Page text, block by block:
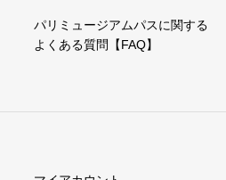
パリミュージアムパスに関する
よくある質問【FAQ】